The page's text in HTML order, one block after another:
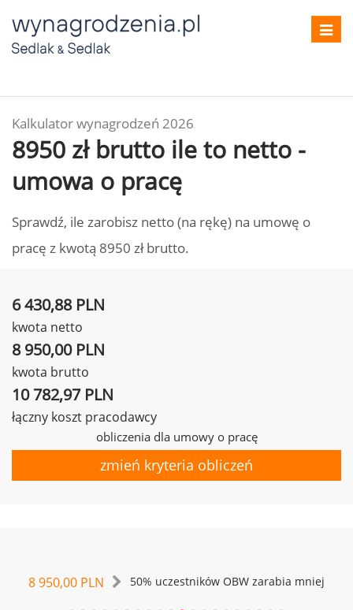
Kalkulator wynagrodzeń 2026
8950 zł brutto ile to netto -
umowa o pracę
Sprawdź, ile zarobisz netto (na rękę) na umowę o
pracę z kwotą 8950 zł brutto.
6 430,88 PLN
kwota netto
8 950,00 PLN
kwota brutto
10 782,97 PLN
łączny koszt pracodawcy
obliczenia dla umowy o pracę
zmień kryteria obliczeń
8 950,00 PLN 50% uczestników OBW zarabia mniej